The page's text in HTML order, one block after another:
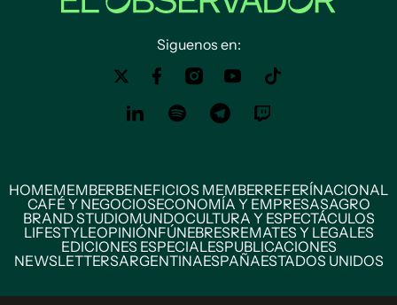
Siguenos en:
HOMEMEMBERBENEFICIOS MEMBERREFERÍNACIONAL
CAFÉ Y NEGOCIOSECONOMÍA Y EMPRESASAGRO
BRAND STUDIOMUNDOCULTURA Y ESPECTÁCULOS
LIFESTYLEOPINIÓNFÚNEBRESREMATES Y LEGALES
EDICIONES ESPECIALESPUBLICACIONES
NEWSLETTERSARGENTINAESPAÑAESTADOS UNIDOS